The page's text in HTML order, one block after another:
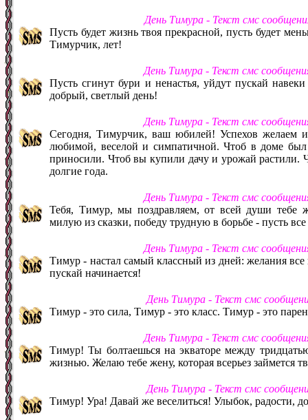
День Тимура - Текст смс
Пусть будет жизнь твоя прекрасной, пусть будет
Тимурчик, лет!
День Тимура - Текст смс
Пусть сгинут бури и ненастья, уйдут пускай
добрый, светлый день!
День Тимура - Текст смс
Сегодня, Тимурчик, ваш юбилей! Успехов желаем
любимой, веселой и симпатичной. Чтоб в доме
приносили. Чтоб вы купили дачу и урожай растили.
долгие года.
День Тимура - Текст смс
Тебя, Тимур, мы поздравляем, от всей души тебе
милую из сказки, победу трудную в борьбе - пусть все
День Тимура - Текст смс
Тимур - настал самый классный из дней: желания
пускай начинается!
День Тимура - Текст смс
Тимур - это сила, Тимур - это класс. Тимур - это
День Тимура - Текст смс
Тимур! Ты болтаешься на экваторе между
жизнью. Желаю тебе жену, которая всерьез займется
День Тимура - Текст смс
Тимур! Ура! Давай же веселиться! Улыбок, радости,